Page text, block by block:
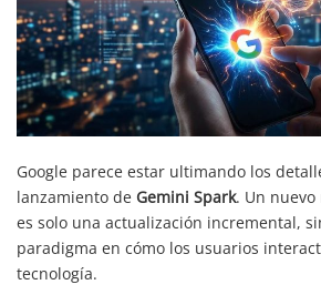
Google parece estar ultimando los
lanzamiento de Gemini Spark. Un
es solo una actualización incremental,
paradigma en cómo los usuarios
tecnología.